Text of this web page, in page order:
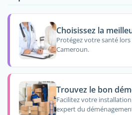
Choisissez la
Protégez votre santé
Cameroun.
Trouvez le bon
Facilitez votre
expert du